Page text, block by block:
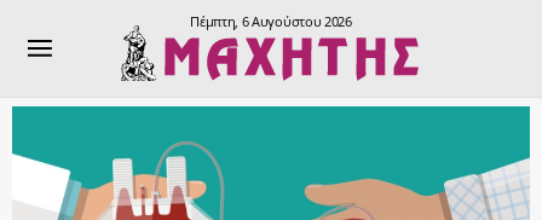
Πέμπτη, 6 Αυγούστου 2026